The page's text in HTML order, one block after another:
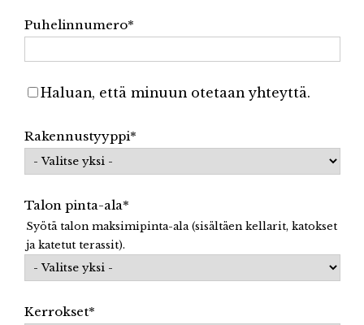
Puhelinnumero*
Haluan, että minuun otetaan yhteyttä.
Rakennustyyppi*
Talon pinta-ala*
Syötä talon maksimipinta-ala (sisältäen kellarit, katokset
ja katetut terassit).
Kerrokset*